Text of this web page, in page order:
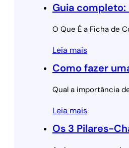
Guia
O Que É a Ficha de
Leia mais
Como fazer
Qual a importância
Leia mais
Os 3 Pilares-